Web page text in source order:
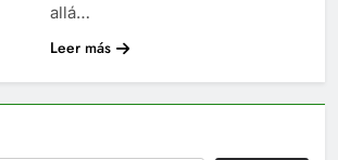
allá…
Leer más